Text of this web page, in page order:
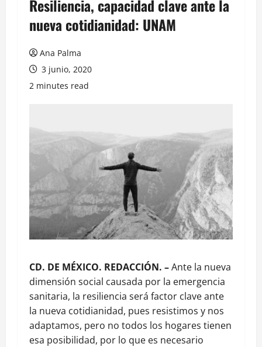
Resiliencia, capacidad clave ante la
nueva cotidianidad: UNAM
Ana Palma
3 junio, 2020
2 minutes read
CD. DE MÉXICO. REDACCIÓN. –Ante la nueva
dimensión social causada por la emergencia
sanitaria, la resiliencia será factor clave ante
la nueva cotidianidad, pues resistimos y nos
adaptamos, pero no todos los hogares tienen
esa posibilidad, por lo que es necesario